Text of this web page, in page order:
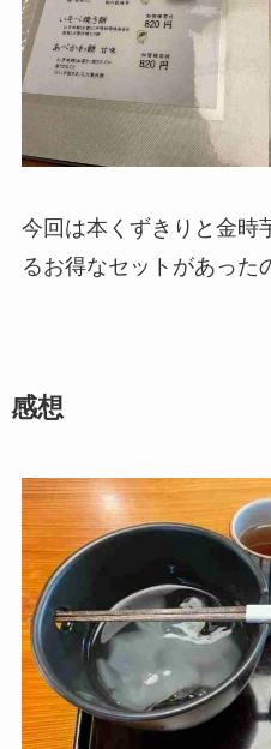
今回は本くずきりと金時
るお得なセットがあった
感想